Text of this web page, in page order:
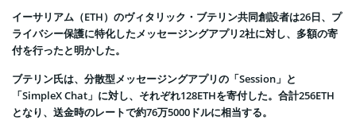
イーサリアム（ETH）のヴィタリック・ブテリン共同創設者は26日、プ
ライバシー保護に特化したメッセージングアプリ2社に対し、多額の寄
付を行ったと明かした。
ブテリン氏は、分散型メッセージングアプリの「Session」と
「SimpleX Chat」に対し、それぞれ128ETHを寄付した。合計256ETH
となり、送金時のレートで約76万5000ドルに相当する。